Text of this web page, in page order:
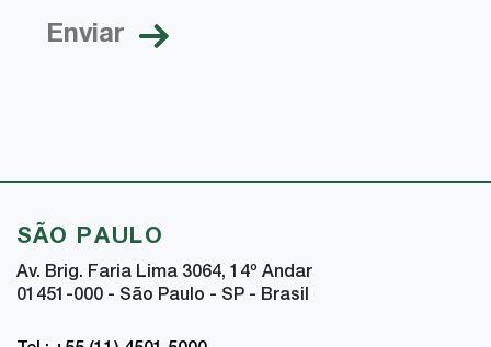
SÃO PAULO
Av. Brig. Faria Lima 3064, 14º Andar
01451-000 - São Paulo - SP - Brasil